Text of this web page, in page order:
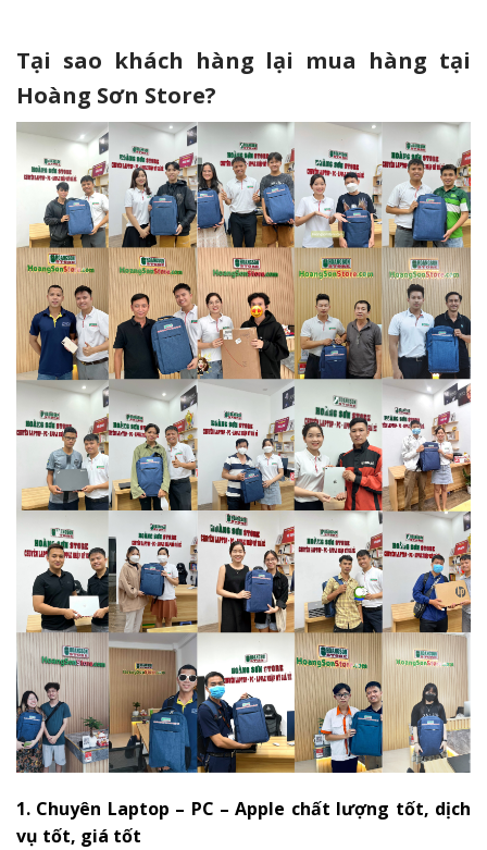
Tại sao khách hàng lại mua hàng tại
Hoàng Sơn Store?
1. Chuyên Laptop – PC – Apple chất lượng tốt, dịch
vụ tốt, giá tốt